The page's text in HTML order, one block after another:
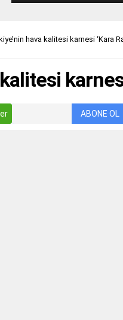
hava kalitesi karnesi ‘Kara
ABONE OL